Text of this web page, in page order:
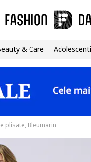
& Care Adolescenti
plisate, Bleumarin